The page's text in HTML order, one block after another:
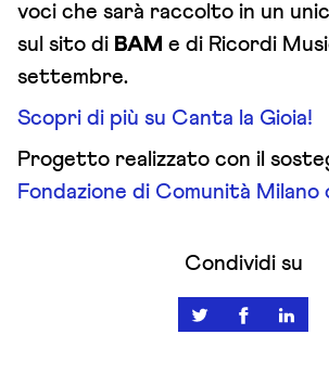
voci che sarà raccolto in un
sul sito di BAM e di Ricordi
settembre.
Scopri di più su Canta la Gioia!
Progetto realizzato con il
Fondazione di Comunità Milano
Condividi su